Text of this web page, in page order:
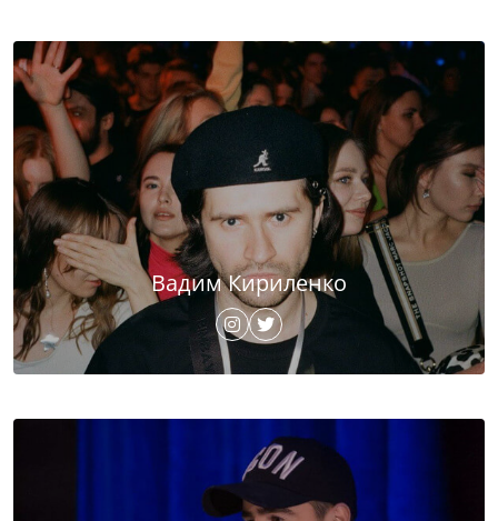
Вадим Кириленко